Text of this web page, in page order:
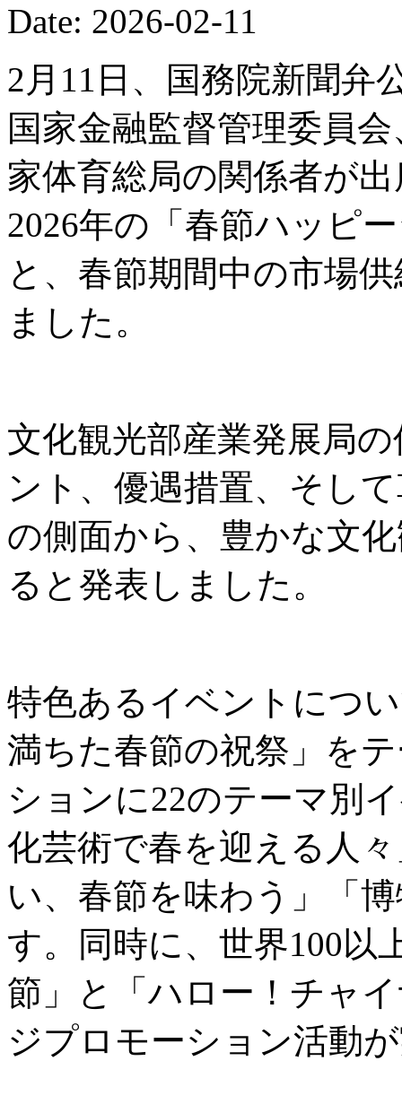
Date: 2026-02-11
2月11日、国務院新聞弁
国家金融監督管理委員
家体育総局の関係者が
2026年の「春節ハッピ
と、春節期間中の市場
ました。
文化観光部産業発展局
ント、優遇措置、そし
の側面から、豊かな文
ると発表しました。
特色あるイベントにつ
満ちた春節の祝祭」を
ションに22のテーマ別
化芸術で春を迎える人
い、春節を味わう」「
す。同時に、世界100以
節」と「ハロー！チャ
ジプロモーション活動